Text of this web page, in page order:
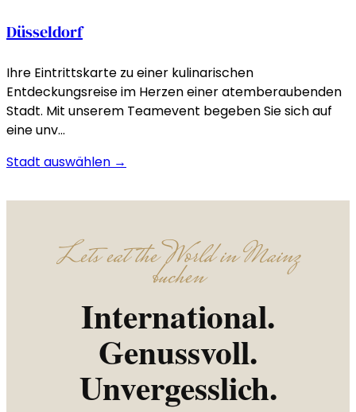
Düsseldorf
Ihre Eintrittskarte zu einer kulinarischen
Entdeckungsreise im Herzen einer atemberaubenden
Stadt. Mit unserem Teamevent begeben Sie sich auf
eine unv…
Stadt auswählen →
Lets eat the World in Mainz
buchen
International.
Genussvoll.
Unvergesslich.